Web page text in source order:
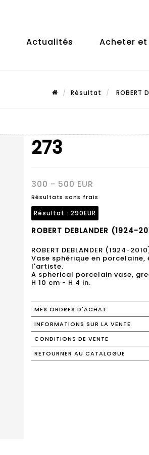
Actualités Acheter
Résultat ROBERT
273
300 - 500 EUR
Résultats sans frais
Résultat : 290EUR
ROBERT DEBLANDER (1924-
ROBERT DEBLANDER (1924-
Vase sphérique en
l'artiste.
A spherical porcelain vase,
H 10 cm - H 4 in.
MES ORDRES D'ACHAT
INFORMATIONS SUR LA VENTE
CONDITIONS DE VENTE
RETOURNER AU CATALOGUE